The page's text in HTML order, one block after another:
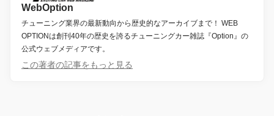
WebOption
チューニング業界の最新動向から歴史的なアーカイブまで！ WEB
OPTIONは創刊40年の歴史を誇るチューニングカー雑誌『Option』の
公式ウェブメディアです。
この著者の記事をもっと見る